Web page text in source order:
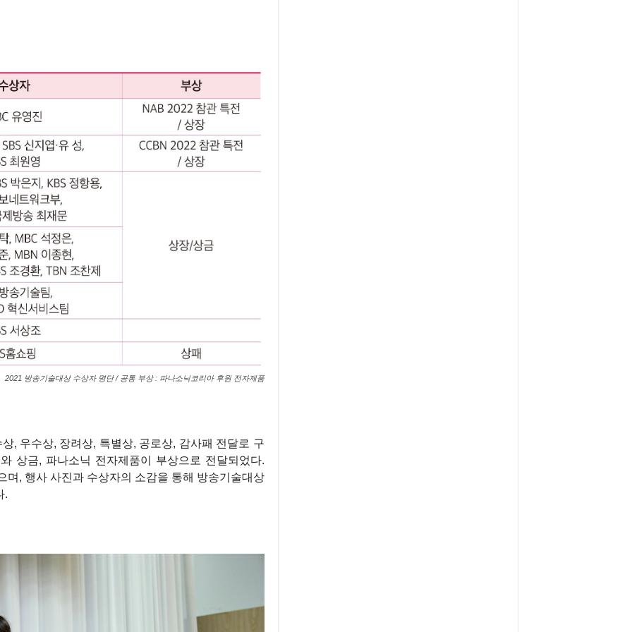
2021 방송기술대상 수상자 명단 / 공통 부상 : 파나소닉코리아 후원 전자제품
, 우수상, 장려상, 특별상, 공로상, 감사패 전달로 구
상금, 파나소닉 전자제품이 부상으로 전달되었다.
며, 행사 사진과 수상자의 소감을 통해 방송기술대상
.